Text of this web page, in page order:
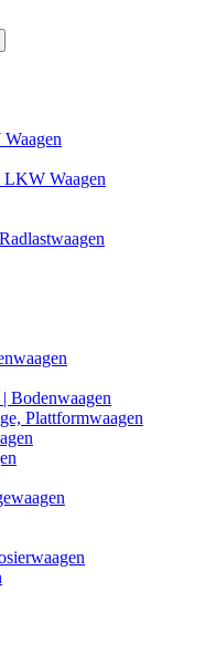
LKW Waagen
Bodenwaagen
Plattformwaagen